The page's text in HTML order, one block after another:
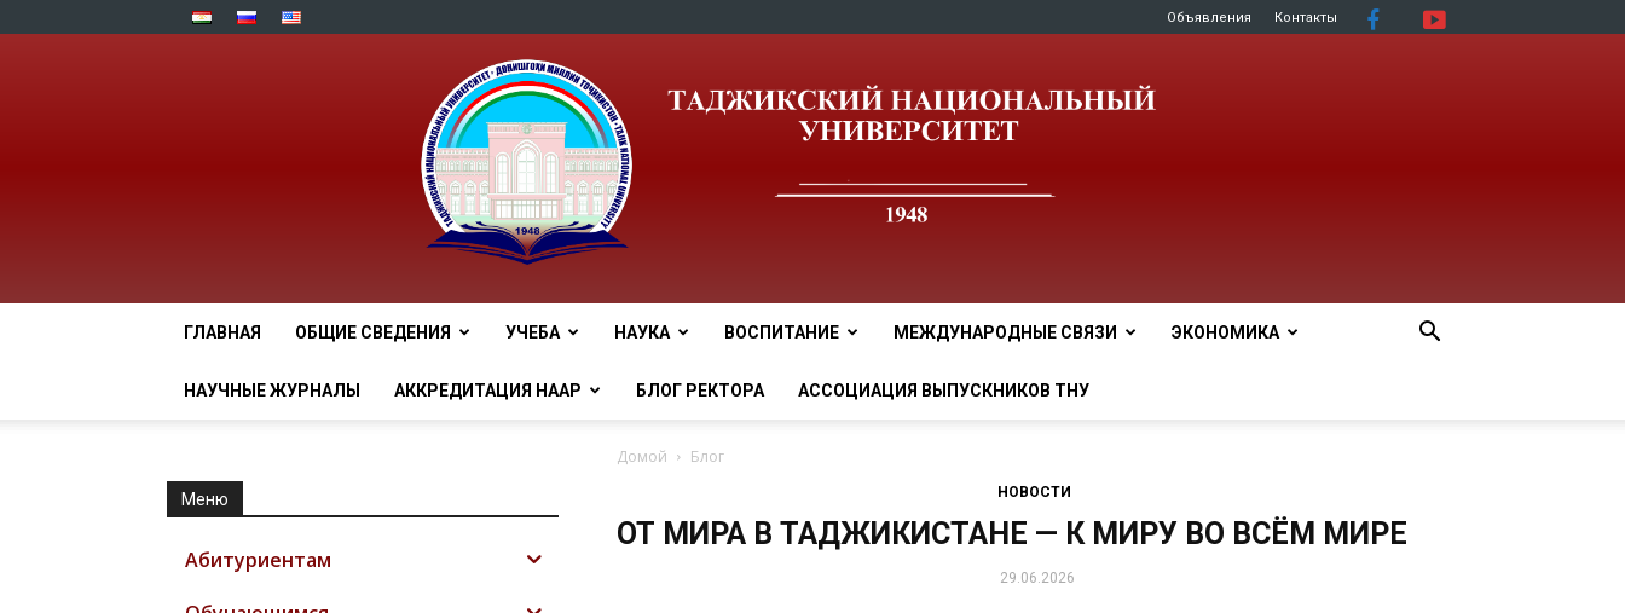
Объявления Контакты
tnu
ГЛАВНАЯ ОБЩИЕ СВЕДЕНИЯ УЧЕБА НАУКА ВОСПИТАНИЕ МЕЖДУНАРОДНЫЕ СВЯЗИ ЭКОНОМИКА
НАУЧНЫЕ ЖУРНАЛЫ АККРЕДИТАЦИЯ НААР БЛОГ РЕКТОРА АССОЦИАЦИЯ ВЫПУСКНИКОВ ТНУ
Домой Блог
НОВОСТИ
ОТ МИРА В ТАДЖИКИСТАНЕ — К МИРУ ВО ВСЁМ МИРЕ
29.06.2026
Меню
Абитуриентам